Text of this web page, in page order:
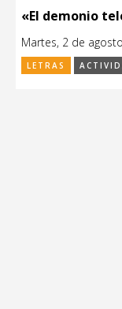
«El demonio
Martes, 2 de
LETRAS